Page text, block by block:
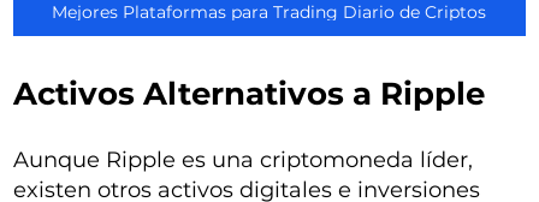
Mejores Plataformas para Trading Diario de Criptos
Activos Alternativos a Ripple
Aunque Ripple es una criptomoneda líder,
existen otros activos digitales e inversiones